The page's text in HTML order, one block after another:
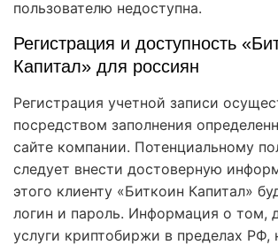
пользователю недоступна.
Регистрация и доступность
Капитал» для россиян
Регистрация учетной записи
посредством заполнения
сайте компании. Потенциальному
следует внести достоверную
этого клиенту «Биткоин Капитал»
логин и пароль. Информация о том,
услуги криптобиржи в пределах РФ,